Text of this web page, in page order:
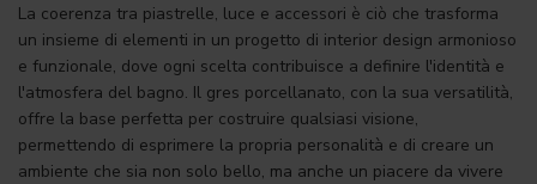
La coerenza tra piastrelle, luce e accessori è ciò che trasforma
un insieme di elementi in un progetto di interior design armonioso
e funzionale, dove ogni scelta contribuisce a definire l'identità e
l'atmosfera del bagno. Il gres porcellanato, con la sua versatilità,
offre la base perfetta per costruire qualsiasi visione,
permettendo di esprimere la propria personalità e di creare un
ambiente che sia non solo bello, ma anche un piacere da vivere